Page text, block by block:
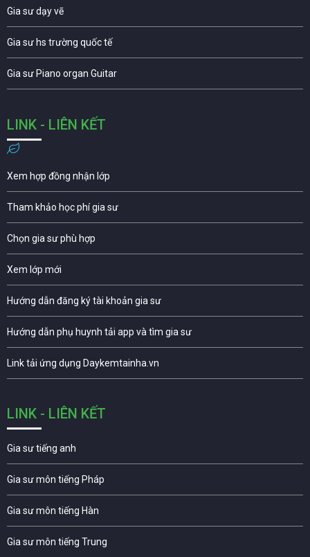
Gia sư dạy vẽ
Gia sư hs trường quốc tế
Gia sư Piano organ Guitar
LINK - LIÊN KẾT
Xem hợp đồng nhận lớp
Tham khảo học phí gia sư
Chọn gia sư phù hợp
Xem lớp mới
Hướng dẫn đăng ký tài khoản gia sư
Hướng dẫn phụ huynh tải app và tìm gia sư
Link tải ứng dụng Daykemtainha.vn
LINK - LIÊN KẾT
Gia sư tiếng anh
Gia sư môn tiếng Pháp
Gia sư môn tiếng Hàn
Gia sư môn tiếng Trung